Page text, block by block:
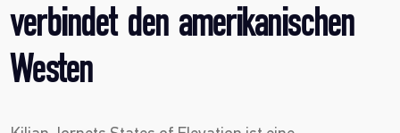
verbindet den amerikanischen
Westen